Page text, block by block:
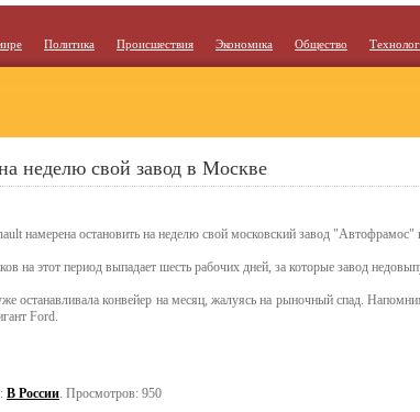
Политика Происшествия Экономика Общество
неделю свой завод в Москве
намерена остановить на неделю свой московский завод "Автофрамос"
на этот период выпадает шесть рабочих дней, за которые завод
останавливала конвейер на месяц, жалуясь на рыночный спад.
Ford.
В России. Просмотров: 950